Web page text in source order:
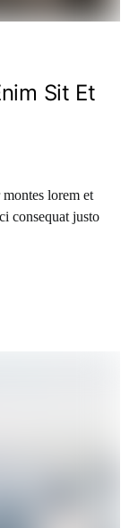
Sit Et
lorem et
consequat justo